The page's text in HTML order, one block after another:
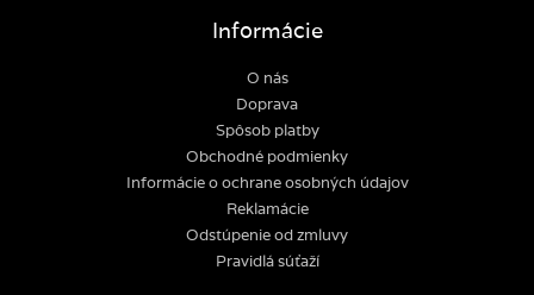
Informácie
O nás
Doprava
Spôsob platby
Obchodné podmienky
Informácie o ochrane osobných údajov
Reklamácie
Odstúpenie od zmluvy
Pravidlá súťaží